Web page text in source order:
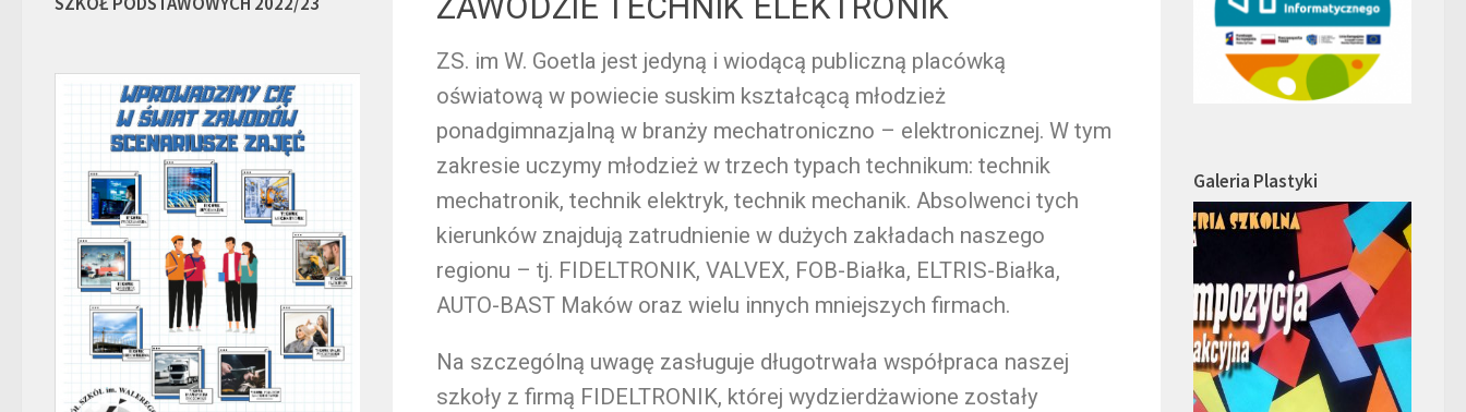
ZS. im W. Goetla jest jedyną i wiodącą publiczną placówką
oświatową w powiecie suskim kształcącą młodzież
ponadgimnazjalną w branży mechatroniczno – elektronicznej. W tym
zakresie uczymy młodzież w trzech typach technikum: technik
mechatronik, technik elektryk, technik mechanik. Absolwenci tych
kierunków znajdują zatrudnienie w dużych zakładach naszego
regionu – tj. FIDELTRONIK, VALVEX, FOB-Białka, ELTRIS-Białka,
AUTO-BAST Maków oraz wielu innych mniejszych firmach.
Na szczególną uwagę zasługuje długotrwała współpraca naszej
szkoły z firmą FIDELTRONIK, której wydzierdżawione zostały
Galeria Plastyki